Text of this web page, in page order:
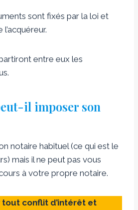
sont fixés par la loi et
entre eux les
il imposer son
notaire habituel (ce qui est le
mais il ne peut pas vous
à votre propre notaire.
tout conflit d’intérêt et